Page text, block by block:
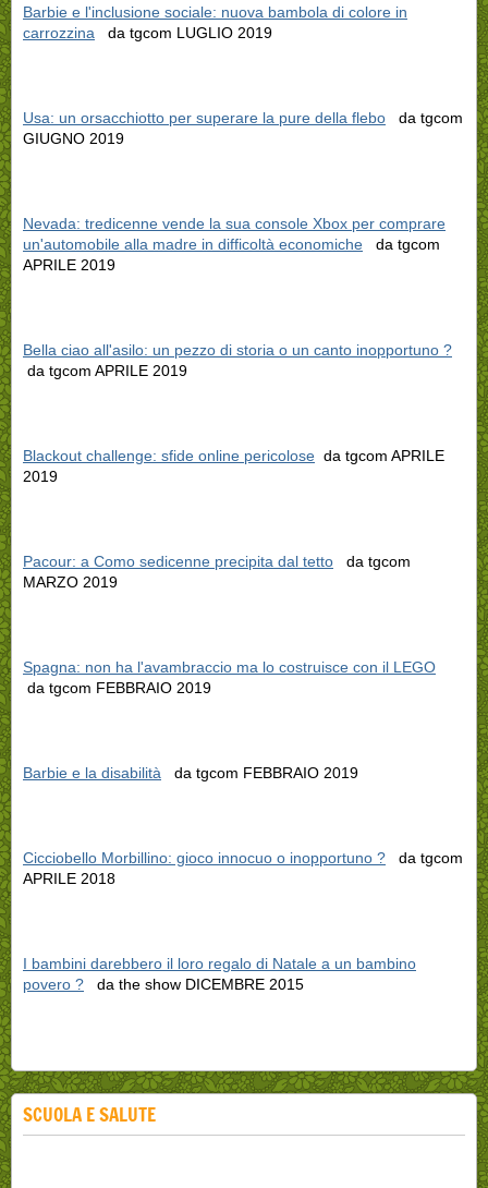
Barbie e l'inclusione sociale: nuova bambola di colore in
carrozzina da tgcom LUGLIO 2019
Usa: un orsacchiotto per superare la pure della flebo da tgcom
GIUGNO 2019
Nevada: tredicenne vende la sua console Xbox per comprare
un'automobile alla madre in difficoltà economiche da tgcom
APRILE 2019
Bella ciao all'asilo: un pezzo di storia o un canto inopportuno ?
da tgcom APRILE 2019
Blackout challenge: sfide online pericolose da tgcom APRILE
2019
Pacour: a Como sedicenne precipita dal tetto da tgcom
MARZO 2019
Spagna: non ha l'avambraccio ma lo costruisce con il LEGO
da tgcom FEBBRAIO 2019
Barbie e la disabilità da tgcom FEBBRAIO 2019
Cicciobello Morbillino: gioco innocuo o inopportuno ? da tgcom
APRILE 2018
I bambini darebbero il loro regalo di Natale a un bambino
povero ? da the show DICEMBRE 2015
SCUOLA E SALUTE